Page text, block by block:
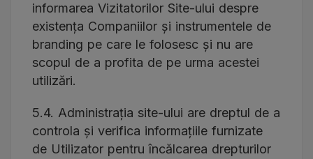
informarea Vizitatorilor Site-ului despre
existența Companiilor și instrumentele de
branding pe care le folosesc și nu are
scopul de a profita de pe urma acestei
utilizări.
5.4. Administrația site-ului are dreptul de a
controla și verifica informațiile furnizate
de Utilizator pentru încălcarea drepturilor